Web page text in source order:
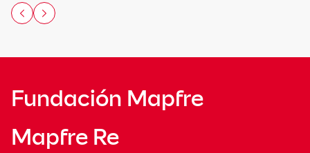
Fundación Mapfre
Mapfre Re